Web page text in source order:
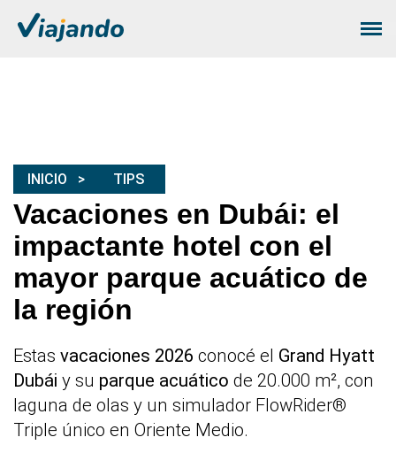
INICIO TIPS
Vacaciones en Dubái: el
impactante hotel con el
mayor parque acuático de
la región
Estas vacaciones 2026 conocé el Grand Hyatt
Dubái y su parque acuático de 20.000 m², con
laguna de olas y un simulador FlowRider®
Triple único en Oriente Medio.